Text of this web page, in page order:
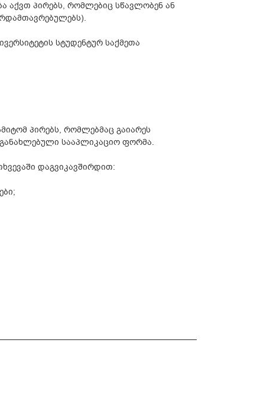
აქვთ პირებს, რომლებიც სწავლობენ ან
სტუდენტურ საქმეთა
პირებს, რომლებმაც გაიარეს
სააპლიკაციო ფორმა.
დაგვიკავშირდით: